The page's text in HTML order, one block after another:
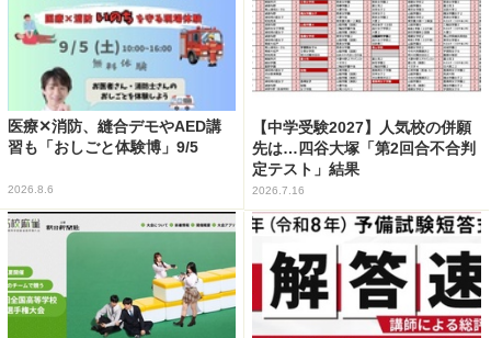
医療✕消防、縫合デモやAED講
習も「おしごと体験博」9/5
2026.8.6
【中学受験2027】人気校の併願
先は…四谷大塚「第2回合不合判
定テスト」結果
2026.7.16